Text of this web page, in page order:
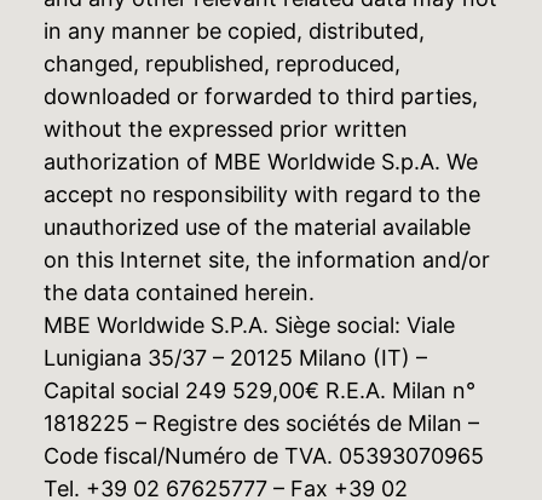
in any manner be copied, distributed,
changed, republished, reproduced,
downloaded or forwarded to third parties,
without the expressed prior written
authorization of MBE Worldwide S.p.A. We
accept no responsibility with regard to the
unauthorized use of the material available
on this Internet site, the information and/or
the data contained herein.
MBE Worldwide S.P.A. Siège social: Viale
Lunigiana 35/37 – 20125 Milano (IT) –
Capital social 249 529,00€ R.E.A. Milan n°
1818225 – Registre des sociétés de Milan –
Code fiscal/Numéro de TVA. 05393070965
Tel. +39 02 67625777 – Fax +39 02